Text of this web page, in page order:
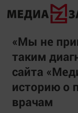
Новости
Экономика
Происшествия
Общество
Политика
«Мы не
таким
сайта
историю о
врачам